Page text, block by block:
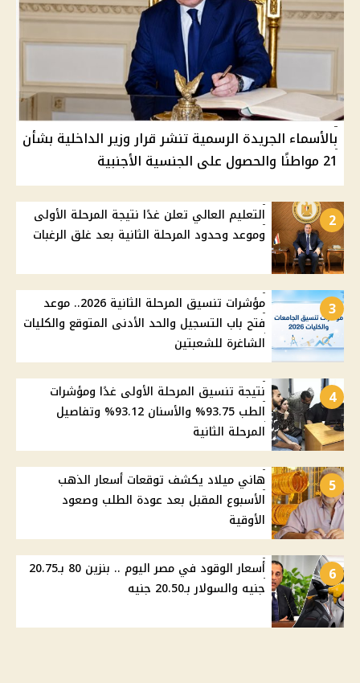
بالأسماء الجريدة الرسمية تنشر قرار وزير الداخلية بشأن
21 مواطنًا والحصول على الجنسية الأجنبية
2
التعليم العالي تعلن غدًا نتيجة المرحلة الأولى
وموعد وحدود المرحلة الثانية بعد غلق الرغبات
3
مؤشرات تنسيق المرحلة الثانية 2026.. موعد
فتح باب التسجيل والحد الأدنى المتوقع والكليات
الشاغرة للشعبتين
4
نتيجة تنسيق المرحلة الأولى غدًا ومؤشرات
الطب 93.75% والأسنان 93.12% وتفاصيل
المرحلة الثانية
5
هاني ميلاد يكشف توقعات أسعار الذهب
الأسبوع المقبل بعد عودة الطلب وصعود
الأوقية
6
أسعار الوقود في مصر اليوم .. بنزين 80 بـ20.75
جنيه والسولار بـ20.50 جنيه